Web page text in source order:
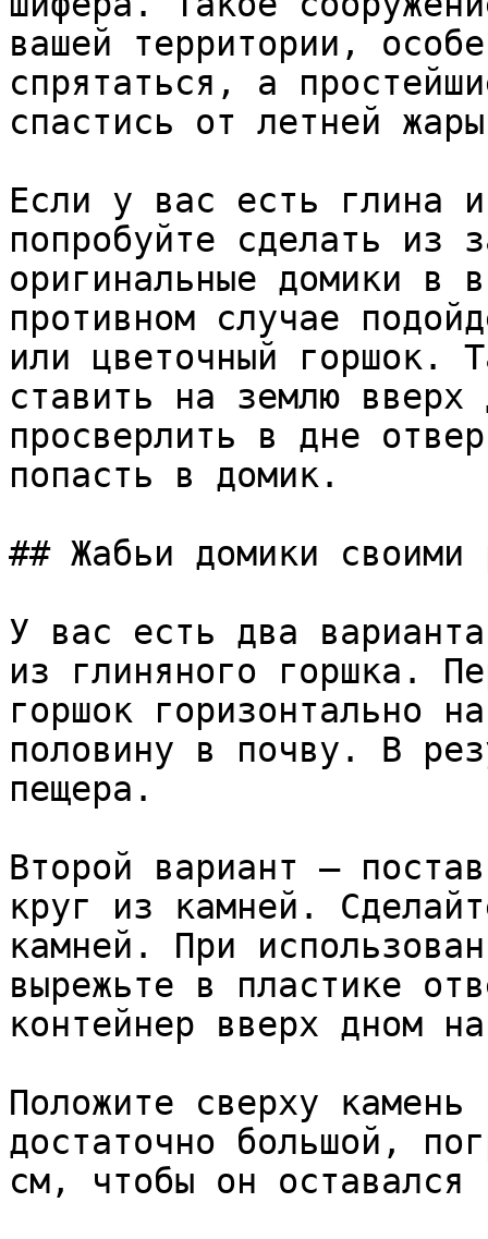
вашей территории,
спрятаться, а
спастись от летней
Если у вас есть глина
попробуйте сделать из
оригинальные домики в
противном случае
или цветочный горшок.
ставить на землю
просверлить в дне
попасть в домик.
## Жабьи домики своими
У вас есть два
из глиняного горшка.
горшок горизонтально
половину в почву. В
пещера.
Второй вариант —
круг из камней.
камней. При
вырежьте в пластике
контейнер вверх дном
Положите сверху
достаточно большой,
см, чтобы он